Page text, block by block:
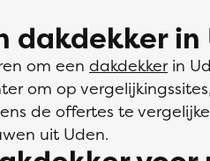
dakdekker in
om een dakdekkerin
om op
de offertes te
uit Uden.